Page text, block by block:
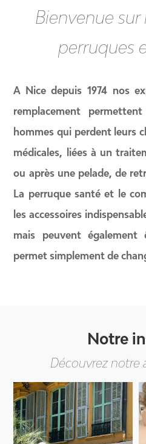
Bienvenue
perruques
A Nice depuis 1974nos
remplacement
hommes qui perdent leurs
médicales, liées à un
ou après une pelade, de
La perruque santé et le
les accessoires
mais peuvent également
permet simplement de
Notre
Découvrez notre